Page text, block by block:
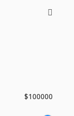
$100000